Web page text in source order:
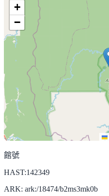
+
−
館號
HAST:142349
ARK: ark:/18474/b2ms3mk0b